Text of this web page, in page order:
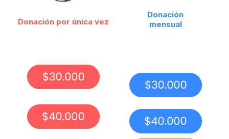
Donación por única vez
Donación
mensual